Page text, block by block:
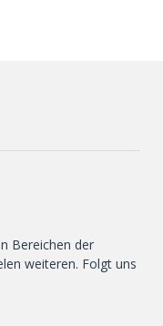
Bereichen der
weiteren. Folgt uns